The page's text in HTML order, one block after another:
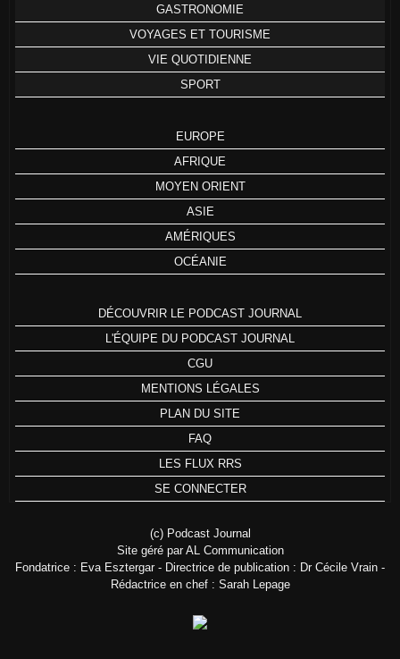
GASTRONOMIE
VOYAGES ET TOURISME
VIE QUOTIDIENNE
SPORT
EUROPE
AFRIQUE
MOYEN ORIENT
ASIE
AMÉRIQUES
OCÉANIE
DÉCOUVRIR LE PODCAST JOURNAL
L'ÉQUIPE DU PODCAST JOURNAL
CGU
MENTIONS LÉGALES
PLAN DU SITE
FAQ
LES FLUX RRS
SE CONNECTER
(c) Podcast Journal
Site géré par AL Communication
Fondatrice : Eva Esztergar - Directrice de publication : Dr Cécile Vrain -
Rédactrice en chef : Sarah Lepage